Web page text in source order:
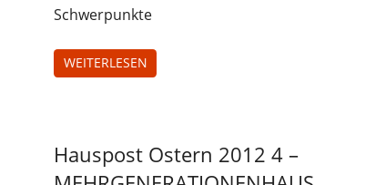
Schwerpunkte
WEITERLESEN
Hauspost
Ostern-
Hauspost Ostern 2012 4 –